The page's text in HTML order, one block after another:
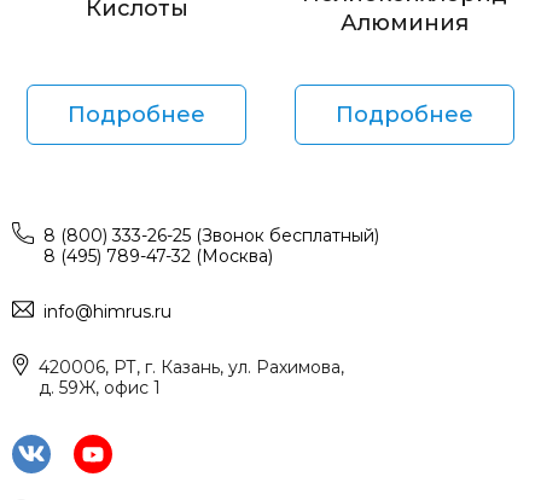
Кислоты
Подробнее
Алюминия
Подробнее
8 (800) 333-26-25 (Звонок бесплатный)
8 (495) 789-47-32 (Москва)
info@himrus.ru
420006, РТ, г. Казань, ул. Рахимова,
д. 59Ж, офис 1